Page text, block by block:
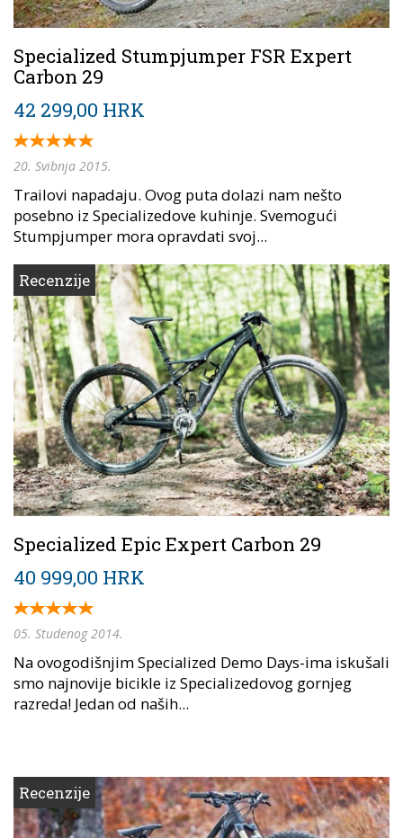
Specialized Stumpjumper FSR Expert
Carbon 29
42 299,00 HRK
20. Svibnja 2015.
Trailovi napadaju. Ovog puta dolazi nam nešto
posebno iz Specializedove kuhinje. Svemogući
Stumpjumper mora opravdati svoj...
Recenzije
Specialized Epic Expert Carbon 29
40 999,00 HRK
05. Studenog 2014.
Na ovogodišnjim Specialized Demo Days-ima iskušali
smo najnovije bicikle iz Specializedovog gornjeg
razreda! Jedan od naših...
Recenzije